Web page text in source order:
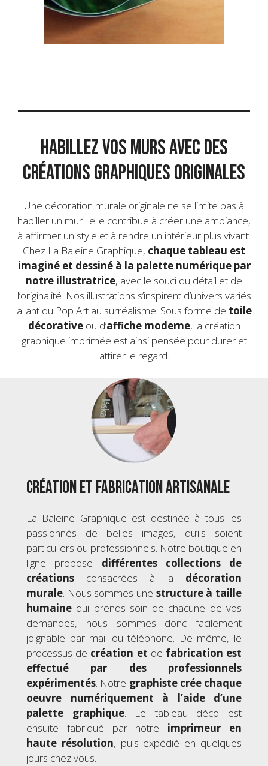
Habillez vos murs avec des
créations graphiques originales
Une décoration murale originale ne se limite pas à
habiller un mur : elle contribue à créer une ambiance,
à affirmer un style et à rendre un intérieur plus vivant.
Chez La Baleine Graphique, chaque tableau est
imaginé et dessiné à la palette numérique par
notre illustratrice, avec le souci du détail et de
l’originalité. Nos illustrations s’inspirent d’univers variés
allant du Pop Art au surréalisme. Sous forme de toile
décorativeou d’affiche moderne, la création
graphique imprimée est ainsi pensée pour durer et
attirer le regard.
Création et fabrication artisanale
La Baleine Graphique est destinée à tous les
passionnés de belles images, qu’ils soient
particuliers ou professionnels. Notre boutique en
ligne propose différentes collections de
créations consacrées à la décoration
murale. Nous sommes une structure à taille
humaine qui prends soin de chacune de vos
demandes, nous sommes donc facilement
joignable par mail ou téléphone. De même, le
processus de création et de fabrication est
effectué par des professionnels
expérimentés. Notre graphiste crée chaque
oeuvre numériquement à l’aide d’une
palette graphique. Le tableau déco est
ensuite fabriqué par notre imprimeur en
haute résolution, puis expédié en quelques
jours chez vous.